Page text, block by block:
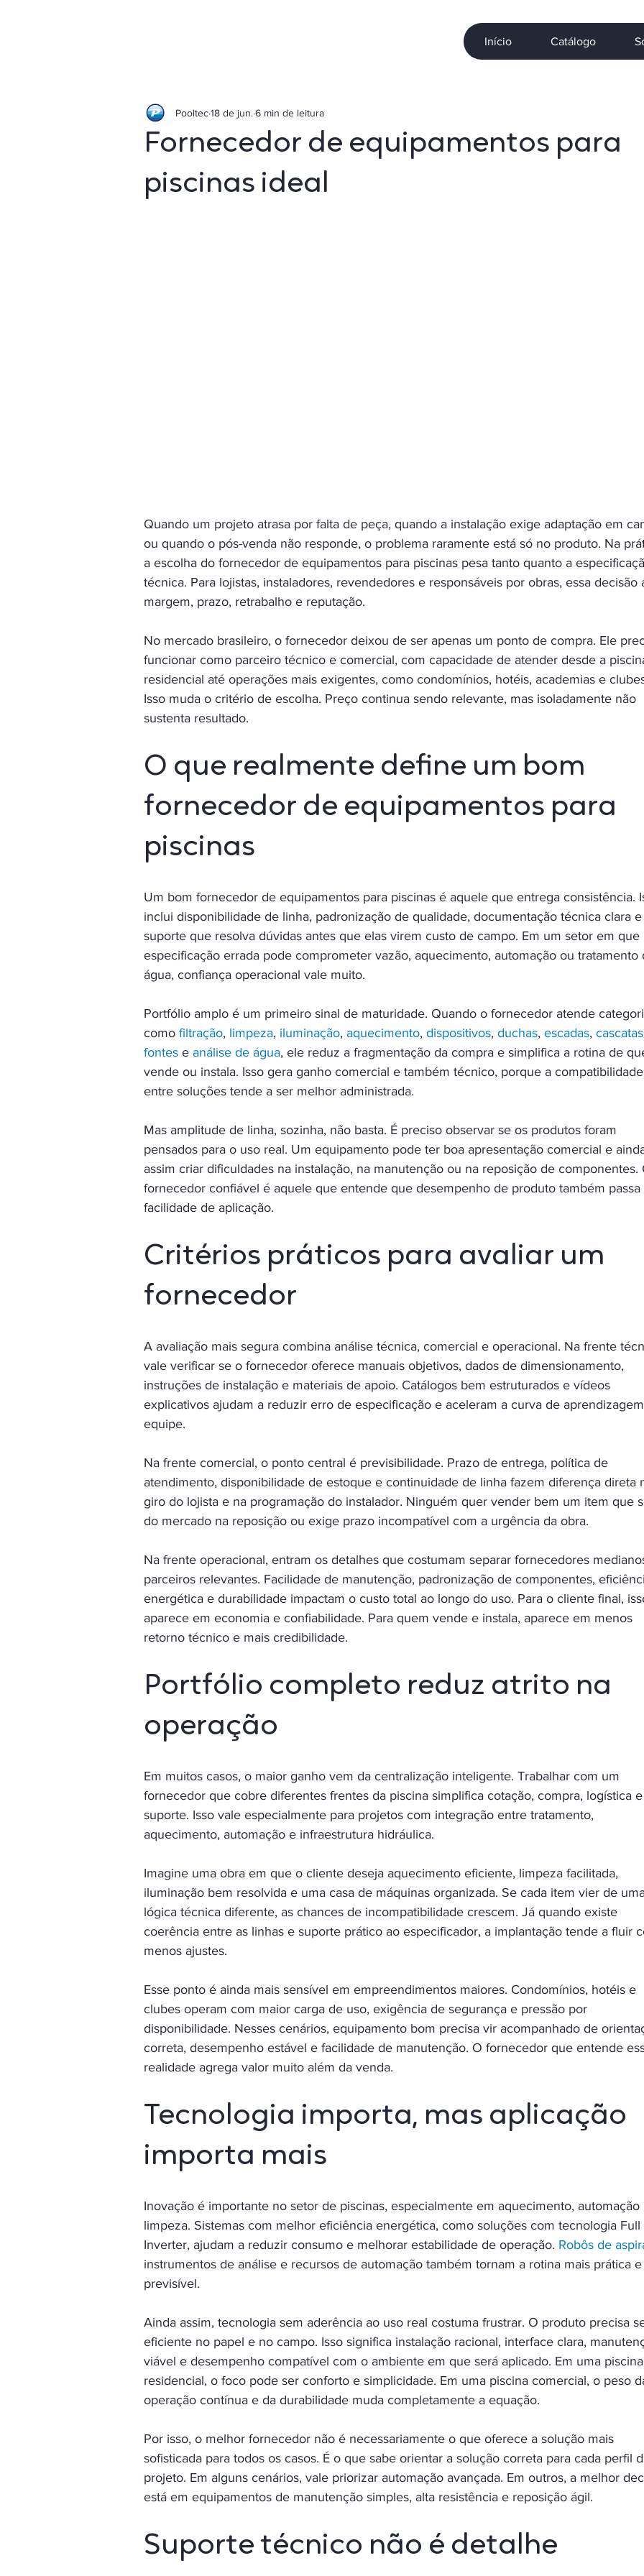
Início Catálogo
Fornecedor de equipamentos para
piscinas ideal
Pooltec18 de jun. 6 min de leitura
Quando um projeto atrasa por falta de peça, quando a instalação exige adaptação em
ou quando o pós-venda não responde, o problema raramente está só no produto. Na
a escolha do fornecedor de equipamentos para piscinas pesa tanto quanto a
técnica. Para lojistas, instaladores, revendedores e responsáveis por obras, essa decisão
margem, prazo, retrabalho e reputação.
No mercado brasileiro, o fornecedor deixou de ser apenas um ponto de compra. Ele
funcionar como parceiro técnico e comercial, com capacidade de atender desde a
residencial até operações mais exigentes, como condomínios, hotéis, academias e
Isso muda o critério de escolha. Preço continua sendo relevante, mas isoladamente não
sustenta resultado.
O que realmente define um bom
fornecedor de equipamentos para
piscinas
Um bom fornecedor de equipamentos para piscinas é aquele que entrega consistência.
inclui disponibilidade de linha, padronização de qualidade, documentação técnica clara e
suporte que resolva dúvidas antes que elas virem custo de campo. Em um setor em que
especificação errada pode comprometer vazão, aquecimento, automação ou tratamento
água, confiança operacional vale muito.
Portfólio amplo é um primeiro sinal de maturidade. Quando o fornecedor atende
como filtração, limpeza, iluminação, aquecimento, dispositivos, duchas, escadas, cascatas
fontes e análise de água, ele reduz a fragmentação da compra e simplifica a rotina de
vende ou instala. Isso gera ganho comercial e também técnico, porque a compatibilidade
entre soluções tende a ser melhor administrada.
Mas amplitude de linha, sozinha, não basta. É preciso observar se os produtos foram
pensados para o uso real. Um equipamento pode ter boa apresentação comercial e
assim criar dificuldades na instalação, na manutenção ou na reposição de componentes.
fornecedor confiável é aquele que entende que desempenho de produto também passa
facilidade de aplicação.
Critérios práticos para avaliar um
fornecedor
A avaliação mais segura combina análise técnica, comercial e operacional. Na frente
vale verificar se o fornecedor oferece manuais objetivos, dados de dimensionamento,
instruções de instalação e materiais de apoio. Catálogos bem estruturados e vídeos
explicativos ajudam a reduzir erro de especificação e aceleram a curva de
equipe.
Na frente comercial, o ponto central é previsibilidade. Prazo de entrega, política de
atendimento, disponibilidade de estoque e continuidade de linha fazem diferença direta
giro do lojista e na programação do instalador. Ninguém quer vender bem um item que
do mercado na reposição ou exige prazo incompatível com a urgência da obra.
Na frente operacional, entram os detalhes que costumam separar fornecedores
parceiros relevantes. Facilidade de manutenção, padronização de componentes,
energética e durabilidade impactam o custo total ao longo do uso. Para o cliente final,
aparece em economia e confiabilidade. Para quem vende e instala, aparece em menos
retorno técnico e mais credibilidade.
Portfólio completo reduz atrito na
operação
Em muitos casos, o maior ganho vem da centralização inteligente. Trabalhar com um
fornecedor que cobre diferentes frentes da piscina simplifica cotação, compra, logística e
suporte. Isso vale especialmente para projetos com integração entre tratamento,
aquecimento, automação e infraestrutura hidráulica.
Imagine uma obra em que o cliente deseja aquecimento eficiente, limpeza facilitada,
iluminação bem resolvida e uma casa de máquinas organizada. Se cada item vier de
lógica técnica diferente, as chances de incompatibilidade crescem. Já quando existe
coerência entre as linhas e suporte prático ao especificador, a implantação tende a fluir
menos ajustes.
Esse ponto é ainda mais sensível em empreendimentos maiores. Condomínios, hotéis e
clubes operam com maior carga de uso, exigência de segurança e pressão por
disponibilidade. Nesses cenários, equipamento bom precisa vir acompanhado de
correta, desempenho estável e facilidade de manutenção. O fornecedor que entende
realidade agrega valor muito além da venda.
Tecnologia importa, mas aplicação
importa mais
Inovação é importante no setor de piscinas, especialmente em aquecimento, automação
limpeza. Sistemas com melhor eficiência energética, como soluções com tecnologia Full
Inverter, ajudam a reduzir consumo e melhorar estabilidade de operação. Robôs de
instrumentos de análise e recursos de automação também tornam a rotina mais prática e
previsível.
Ainda assim, tecnologia sem aderência ao uso real costuma frustrar. O produto precisa
eficiente no papel e no campo. Isso significa instalação racional, interface clara,
viável e desempenho compatível com o ambiente em que será aplicado. Em uma piscina
residencial, o foco pode ser conforto e simplicidade. Em uma piscina comercial, o peso
operação contínua e da durabilidade muda completamente a equação.
Por isso, o melhor fornecedor não é necessariamente o que oferece a solução mais
sofisticada para todos os casos. É o que sabe orientar a solução correta para cada perfil
projeto. Em alguns cenários, vale priorizar automação avançada. Em outros, a melhor
está em equipamentos de manutenção simples, alta resistência e reposição ágil.
Suporte técnico não é detalhe